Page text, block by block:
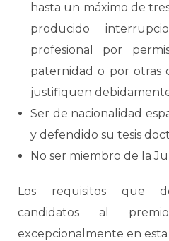
hasta un máximo de
producido
profesional por
paternidad o por otras
justifiquen
Ser de nacionalidad
y defendido su tesis
No ser miembro de la
Los requisitos que
candidatos al
excepcionalmente en esta